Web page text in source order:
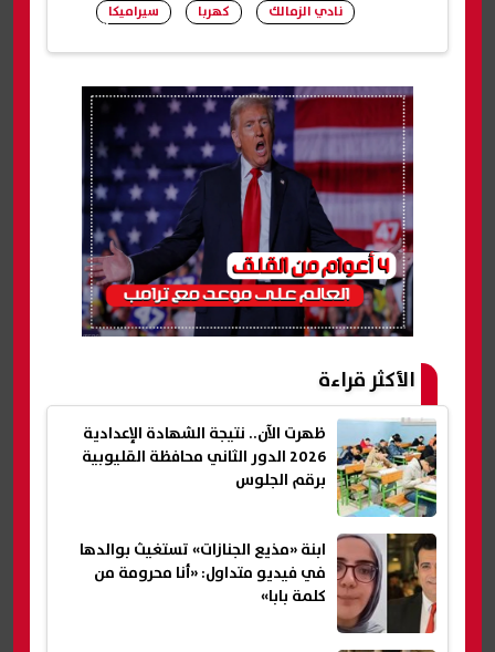
شارك
نادي الزمالك
كهربا سيراميكا
الأكثر قراءة
ظهرت الآن.. نتيجة الشهادة الإعدادية
2026 الدور الثاني محافظة القليوبية
برقم الجلوس
ابنة «مذيع الجنازات» تستغيث بوالدها
في فيديو متداول: «أنا محرومة من
كلمة بابا»